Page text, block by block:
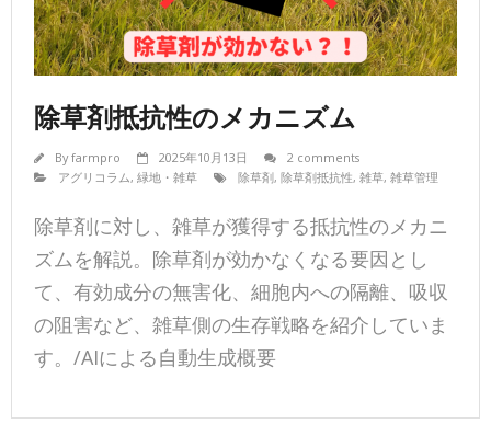
除草剤抵抗性のメカニズム
Byfarmpro 2025年10月13日
2 comments
アグリコラム, 緑地・雑草 除草剤, 除草剤抵抗性, 雑草, 雑草管理
除草剤に対し、雑草が獲得する抵抗性のメカニ
ズムを解説。除草剤が効かなくなる要因とし
て、有効成分の無害化、細胞内への隔離、吸収
の阻害など、雑草側の生存戦略を紹介していま
す。/AIによる自動生成概要